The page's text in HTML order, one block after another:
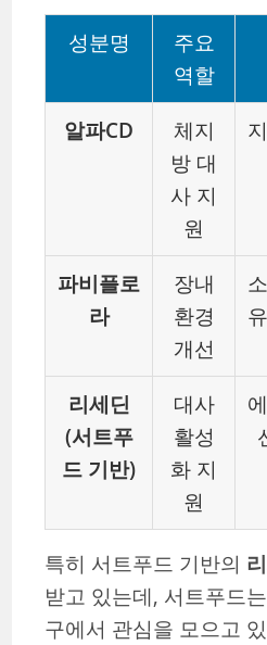
성분명
주요
역할
알파CD
체지
방 대
사 지
원
파비플로
라
장내
환경
개선
리세딘
(서트푸
드 기반)
대사
활성
화 지
원
특히 서트푸드 기반의
받고 있는데, 서트푸드
구에서 관심을 모으고